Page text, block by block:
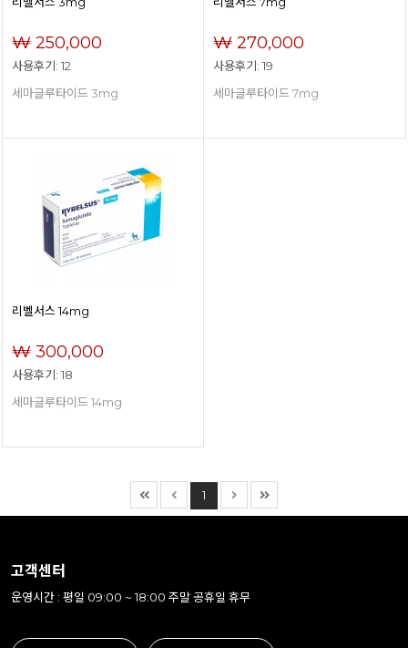
₩ 250,000
사용후기: 12
세마글루타이드 3mg
₩ 270,000
사용후기: 19
세마글루타이드 7mg
리벨서스 14mg
₩ 300,000
사용후기: 18
세마글루타이드 14mg
1
고객센터
운영시간 : 평일 09:00 ~ 18:00 주말 공휴일 휴무